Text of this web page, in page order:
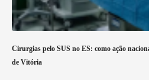
Cirurgias pelo SUS no ES: como ação
de Vitória